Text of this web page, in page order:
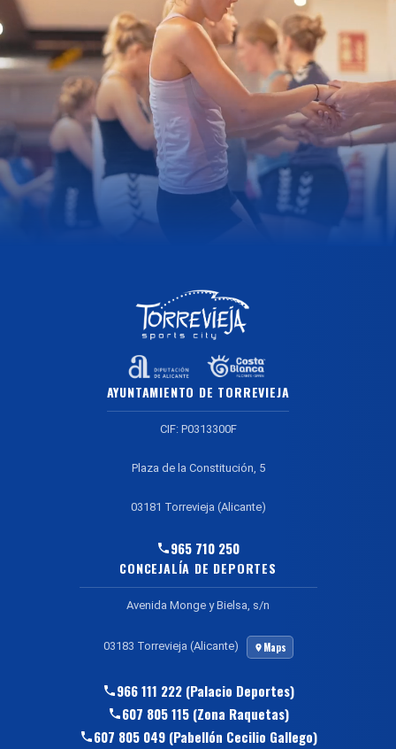
AYUNTAMIENTO DE TORREVIEJA
CIF: P0313300F
Plaza de la Constitución, 5
03181 Torrevieja (Alicante)
965 710 250
CONCEJALÍA DE DEPORTES
Avenida Monge y Bielsa, s/n
03183 Torrevieja (Alicante) Maps
966 111 222 (Palacio Deportes)
607 805 115 (Zona Raquetas)
607 805 049 (Pabellón Cecilio Gallego)